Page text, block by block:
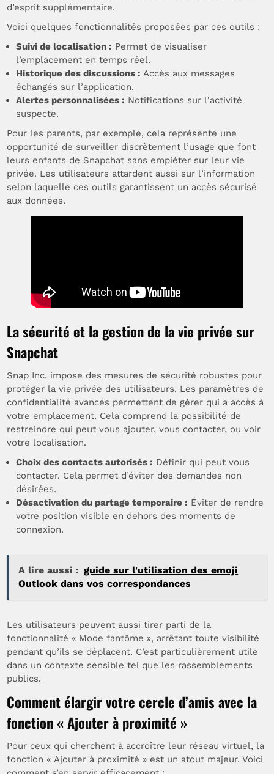
d’esprit supplémentaire.
Voici quelques fonctionnalités proposées par ces outils :
Suivi de localisation : Permet de visualiser
l’emplacement en temps réel.
Historique des discussions : Accès aux messages
échangés sur l’application.
Alertes personnalisées : Notifications sur l’activité
suspecte.
Pour les parents, par exemple, cela représente une
opportunité de surveiller discrètement l’usage que font
leurs enfants de Snapchat sans empiéter sur leur vie
privée. Les utilisateurs attardent aussi sur l’information
selon laquelle ces outils garantissent un accès sécurisé
aux données.
La sécurité et la gestion de la vie privée sur
Snapchat
Snap Inc. impose des mesures de sécurité robustes pour
protéger la vie privée des utilisateurs. Les paramètres de
confidentialité avancés permettent de gérer qui a accès à
votre emplacement. Cela comprend la possibilité de
restreindre qui peut vous ajouter, vous contacter, ou voir
votre localisation.
Choix des contacts autorisés : Définir qui peut vous
contacter. Cela permet d’éviter des demandes non
désirées.
Désactivation du partage temporaire : Éviter de rendre
votre position visible en dehors des moments de
connexion.
A lire aussi : guide sur l'utilisation des emoji
Outlook dans vos correspondances
Les utilisateurs peuvent aussi tirer parti de la
fonctionnalité « Mode fantôme », arrêtant toute visibilité
pendant qu’ils se déplacent. C’est particulièrement utile
dans un contexte sensible tel que les rassemblements
publics.
Comment élargir votre cercle d’amis avec la
fonction « Ajouter à proximité »
Pour ceux qui cherchent à accroître leur réseau virtuel, la
fonction « Ajouter à proximité » est un atout majeur. Voici